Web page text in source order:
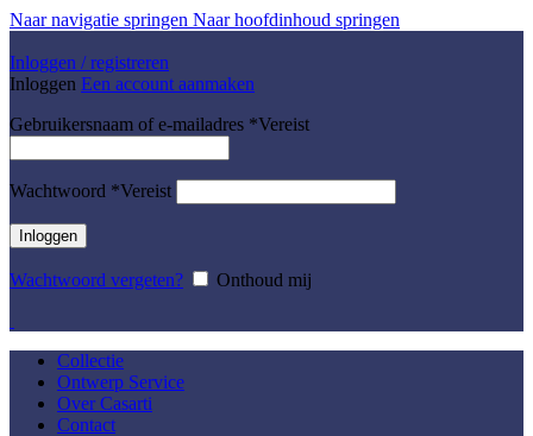
Naar navigatie springen Naar hoofdinhoud springen
Inloggen / registreren
Inloggen Een account aanmaken
Gebruikersnaam of e-mailadres *Vereist
Wachtwoord *Vereist
Inloggen
Wachtwoord vergeten? Onthoud mij
Collectie
Ontwerp Service
Over Casarti
Contact